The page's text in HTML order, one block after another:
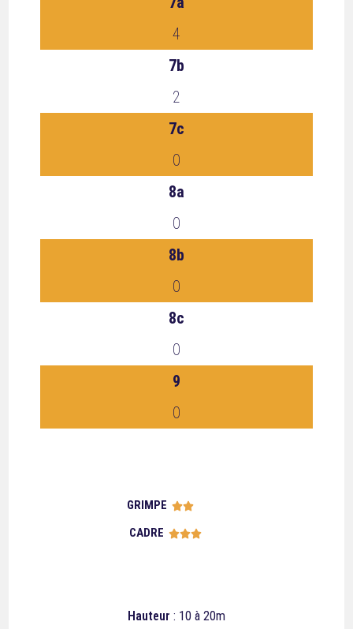
4
7b
2
7c
0
8a
0
8b
0
8c
0
9
0
GRIMPE 
CADRE 
Hauteur : 10 à 20m